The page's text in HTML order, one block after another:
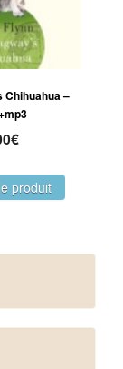
Chihuahua –
€
produit